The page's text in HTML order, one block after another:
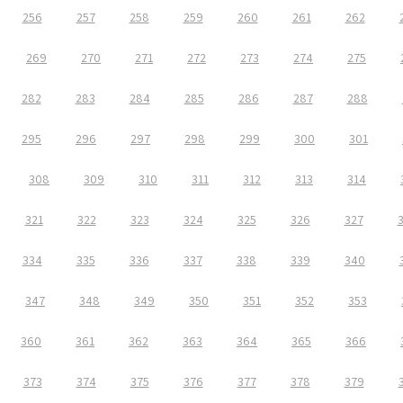
256 257 258 259 260 261 262
269 270 271 272 273 274 275
282 283 284 285 286 287 288
295 296 297 298 299 300 301
308 309 310 311 312 313 314
321 322 323 324 325 326 327
334 335 336 337 338 339 340
347 348 349 350 351 352 353
360 361 362 363 364 365 366
373 374 375 376 377 378 379